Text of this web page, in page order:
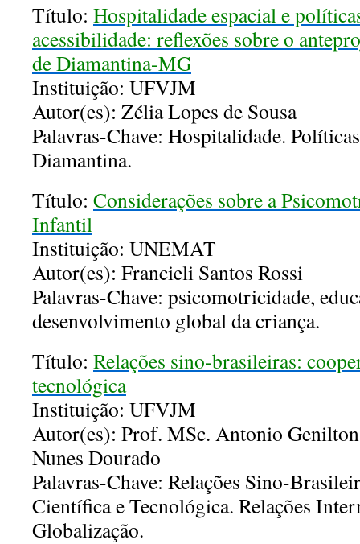
Título: Hospitalidade espacial e
acessibilidade: reflexões sobre o
de Diamantina-MG
Instituição: UFVJM
Autor(es): Zélia Lopes de Sousa
Palavras-Chave: Hospitalidade.
Diamantina.
Título: Considerações sobre a
Infantil
Instituição: UNEMAT
Autor(es): Francieli Santos Rossi
Palavras-Chave: psicomotricidade,
desenvolvimento global da criança.
Título: Relações sino-brasileiras:
tecnológica
Instituição: UFVJM
Autor(es): Prof. MSc. Antonio
Nunes Dourado
Palavras-Chave: Relações Sino-
Científica e Tecnológica. Relações
Globalização.